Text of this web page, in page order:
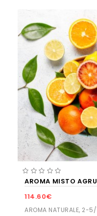
AROMA MISTO
114.60€
AROMA NATURALE, 2-